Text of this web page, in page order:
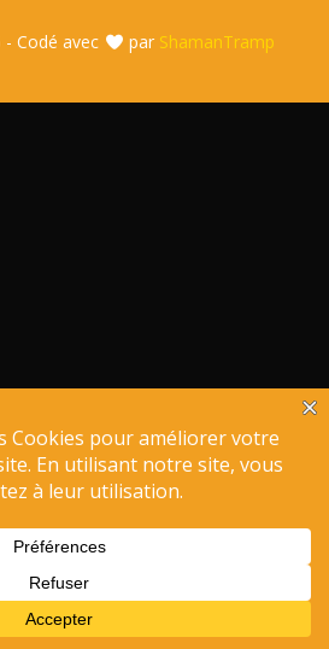
- Codé avec par ShamanTramp